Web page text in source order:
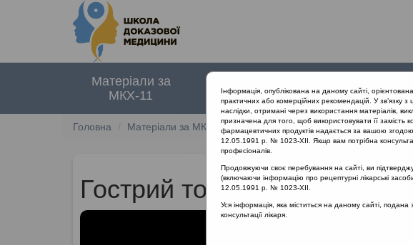
Матеріали за
МКХ-11
документи
заходи
Головна Матеріали за МКХ-11 12 Хвороби органів дихання
Гострий тонзиліт: клінічні
Інформація, опублікована на даному сайті,
практичних або комерційних рекомендацій. У зв’язку
наслідки, отримані через використання матеріалів,
призначена для того, щоб використовувати її замість
фармацевтичних продуктів надається за вашою
12.05.1991 р. № 1023-XII. Якщо вам потрібна
професіоналів.
Продовжуючи своє перебування на сайті, ви
(включаючи інформацію про рецептурні лікарські
12.05.1991 р. № 1023-XII.
Уся інформація, яка міститься на даному сайті,
консультації лікаря.